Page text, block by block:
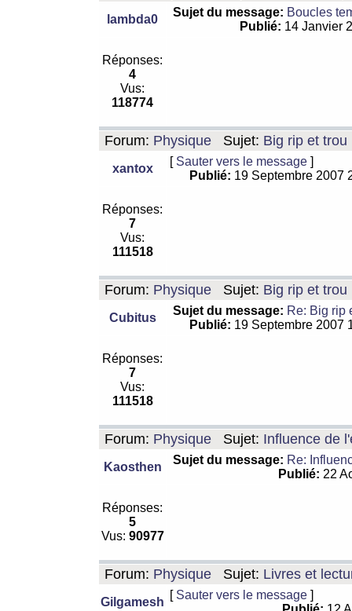
lambda0
Sujet du message: Boucles
Publié: 14 Janvier
Réponses:
4
Vus:
118774
Forum: Physique Sujet: Big rip et trou
xantox
[ Sauter vers le message ]
Publié: 19 Septembre 2007
Réponses:
7
Vus:
111518
Forum: Physique Sujet: Big rip et trou
Cubitus
Sujet du message: Re: Big rip
Publié: 19 Septembre 2007
Réponses:
7
Vus:
111518
Forum: Physique Sujet: Influence de
Kaosthen
Sujet du message: Re:
Publié: 22
Réponses:
5
Vus: 90977
Forum: Physique Sujet: Livres et
Gilgamesh
[ Sauter vers le message ]